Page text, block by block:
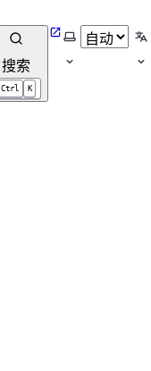
搜索
Ctrl K
Website
选择主题
选